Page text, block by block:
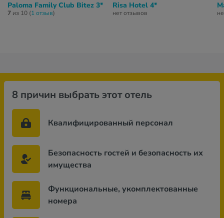
Paloma Family Club Bitez 3*
7 из 10 (1 отзыв)
Risa Hotel 4*
нет отзывов
8 причин выбрать этот отель
Квалифицированный персонал
Безопасность гостей и безопасность их
имущества
Функциональные, укомплектованные
номера